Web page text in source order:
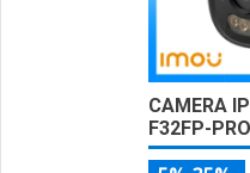
CAMERA
F32FP-PRO